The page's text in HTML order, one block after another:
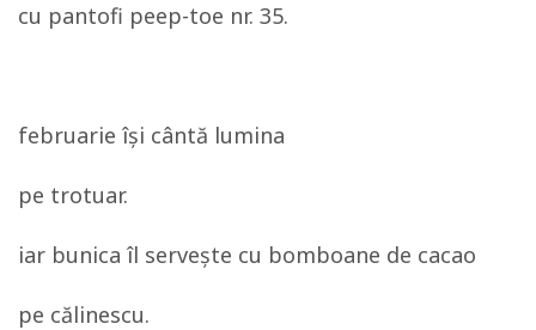
cu pantofi peep-toe nr. 35.
februarie îşi cântă lumina
pe trotuar.
iar bunica îl serveşte cu bomboane de cacao
pe călinescu.